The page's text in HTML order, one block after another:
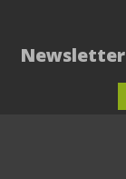
Newsletter